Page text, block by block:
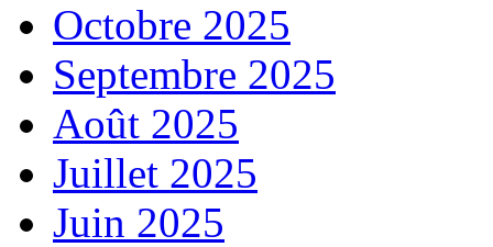
Octobre 2025
Septembre 2025
Août 2025
Juillet 2025
Juin 2025